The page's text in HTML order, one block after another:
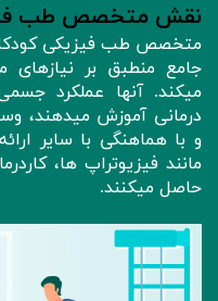
نقش متخصص طب
متخصص طب فیزیکی کودکان
جامع منطبق بر
میکند. آنها عملکرد
درمانی آموزش میدهند،
و با هماهنگی با سایر
مانند فیزیوتراپ ها،
حاصل میکنند.